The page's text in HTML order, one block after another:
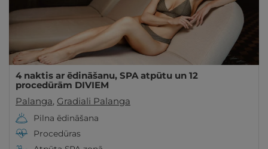
4 naktis ar ēdināšanu, SPA atpūtu un 12
procedūrām DIVIEM
Palanga, Gradiali Palanga
Pilna ēdināšana
Procedūras